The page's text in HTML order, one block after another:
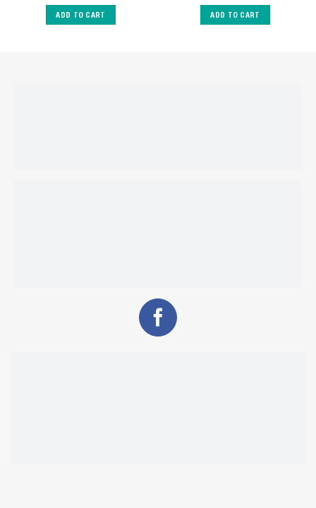
ADD TO CART ADD TO CART